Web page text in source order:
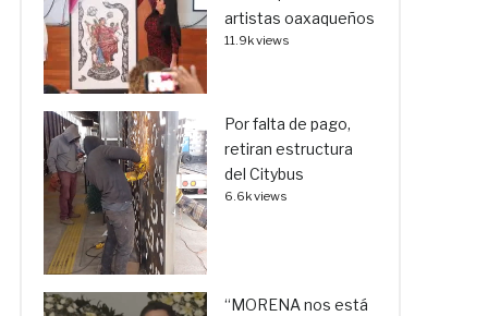
artistas oaxaqueños
11.9k views
Por falta de pago,
retiran estructura
del Citybus
6.6k views
“MORENA nos está